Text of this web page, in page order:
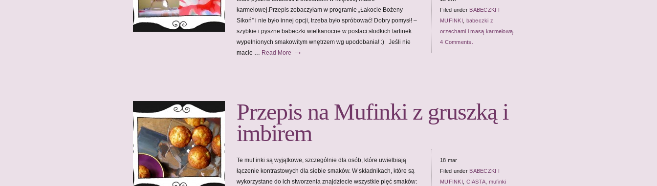
Filed under BABECZKI I
MUFINKI
babeczki z
orzechami i masą karmelową
4 Comments.
karmelowej.Przepis zobaczyłam w programie „Łakocie Bożeny
Sikoń” i nie było innej opcji, trzeba było spróbować! Dobry pomysł! –
szybkie i pyszne babeczki wielkanocne w postaci słodkich tartinek
wypełnionych smakowitym wnętrzem wg upodobania! :) Jeśli nie
macie … Read More →
Przepis na Mufinki z gruszką i
imbirem
18 mar
Filed under BABECZKI I
MUFINKI
CIASTA mufinki
Te muf inki są wyjątkowe, szczególnie dla osób, które uwielbiają
łączenie kontrastowych dla siebie smaków. W składnikach, które są
wykorzystane do ich stworzenia znajdziecie wszystkie pięć smaków: